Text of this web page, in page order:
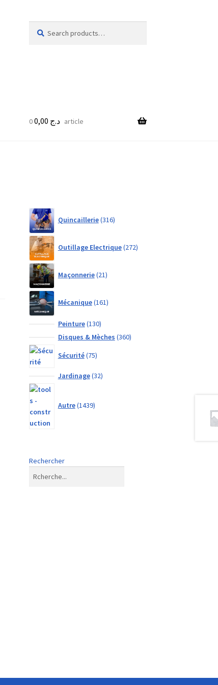
for:
د.ج 0 article
Quincaillerie 316products
Outillage Electrique 272products
Maçonnerie 21products
Mécanique 161products
Peinture 130130
products
Disques & Mèches 360360
Sécurité 75
products
Jardinage 3232
Autre 1439
Rechercher